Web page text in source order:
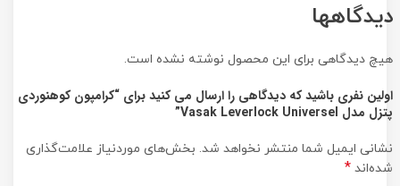
دیدگاهها
هیچ دیدگاهی برای این محصول نوشته نشده است.
اولین نفری باشید که دیدگاهی را ارسال می کنید برای “کرامپون کوهنوردی
پتزل مدل Vasak Leverlock Universel”
نشانی ایمیل شما منتشر نخواهد شد. بخش‌های موردنیاز علامت‌گذاری
شده‌اند *